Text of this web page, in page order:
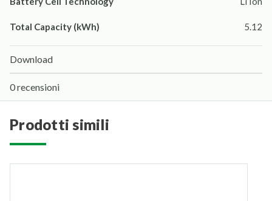
Total Capacity (kWh) 5.12
Download
0 recensioni
prodotti simili